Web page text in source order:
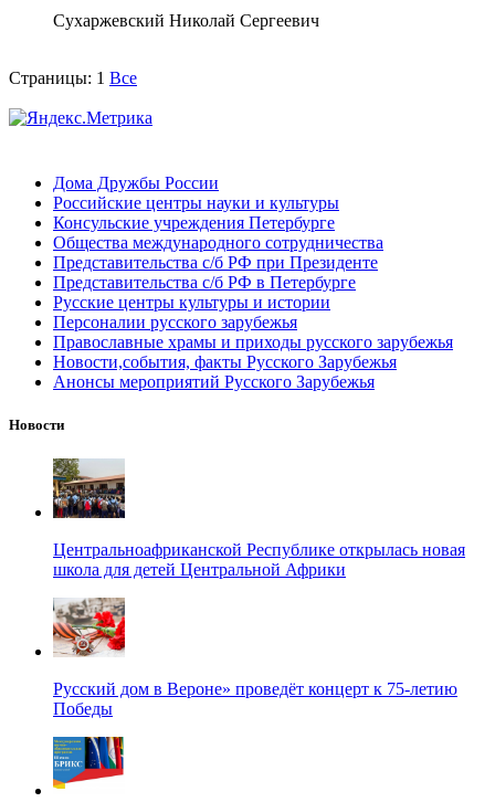
Сухаржевский Николай Сергеевич
Страницы: 1 Все
Дома Дружбы России
Российские центры науки и культуры
Консульские учреждения Петербурге
Общества международного сотрудничества
Представительства с/б РФ при Президенте
Представительства с/б РФ в Петербурге
Русские центры культуры и истории
Персоналии русского зарубежья
Православные храмы и приходы русского зарубежья
Новости,события, факты Русского Зарубежья
Анонсы мероприятий Русского Зарубежья
Новости
Центральноафриканской Республике открылась новая
школа для детей Центральной Африки
Русский дом в Вероне» проведёт концерт к 75-летию
Победы